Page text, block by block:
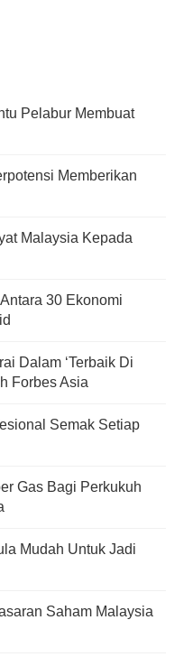
Pelabur Membuat
Memberikan
Malaysia Kepada
30 Ekonomi
Dalam ‘Terbaik Di
Forbes Asia
Semak Setiap
Gas Bagi Perkukuh
Mudah Untuk Jadi
Saham Malaysia